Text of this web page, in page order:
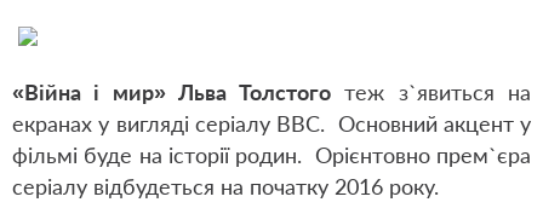
«Війна і мир» Льва Толстого теж з`явиться на
екранах у вигляді серіалу ВВС. Основний акцент у
фільмі буде на історії родин. Орієнтовно прем`єра
серіалу відбудеться на початку 2016 року.